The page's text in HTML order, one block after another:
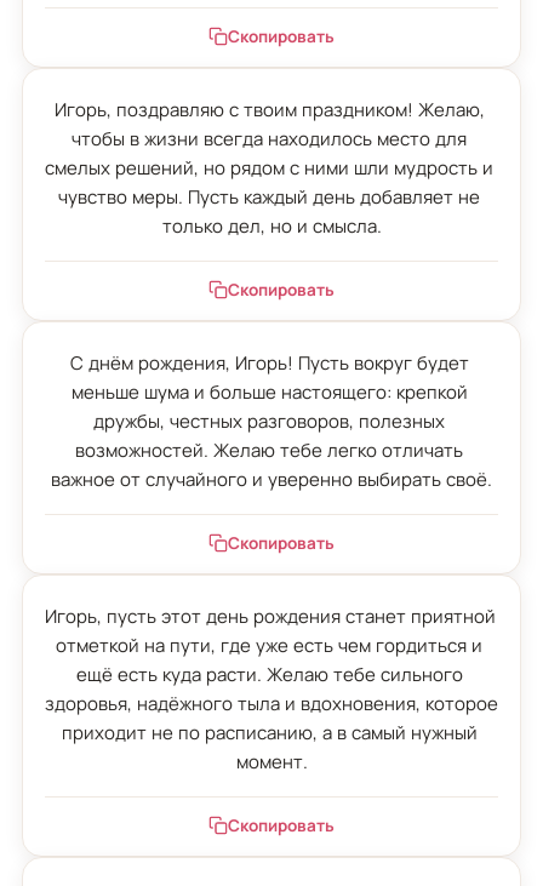
Скопировать
Игорь, поздравляю с твоим праздником! Желаю,
чтобы в жизни всегда находилось место для
смелых решений, но рядом с ними шли мудрость и
чувство меры. Пусть каждый день добавляет не
только дел, но и смысла.
Скопировать
С днём рождения, Игорь! Пусть вокруг будет
меньше шума и больше настоящего: крепкой
дружбы, честных разговоров, полезных
возможностей. Желаю тебе легко отличать
важное от случайного и уверенно выбирать своё.
Скопировать
Игорь, пусть этот день рождения станет приятной
отметкой на пути, где уже есть чем гордиться и
ещё есть куда расти. Желаю тебе сильного
здоровья, надёжного тыла и вдохновения, которое
приходит не по расписанию, а в самый нужный
момент.
Скопировать